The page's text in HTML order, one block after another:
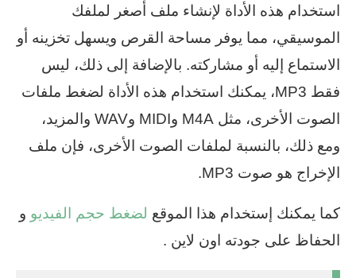
استخدام هذه الأداة لإنشاء ملف أصغر لملفك
الموسيقي، مما يوفر مساحة القرص ويسهل تخزينه أو
الاستماع إليه أو مشاركته. بالإضافة إلى ذلك، ليس
فقط MP3، يمكنك استخدام هذه الأداة لضغط ملفات
الصوت الأخرى، مثل M4A وMIDI وWAV والمزيد،
ومع ذلك، بالنسبة لملفات الصوت الأخرى، فإن ملف
الإخراج هو صوت MP3.
كما يمكنك إستخدام هذا الموقع لضغط حجم الفيديو و
الحفاظ على جودته اون لاين .